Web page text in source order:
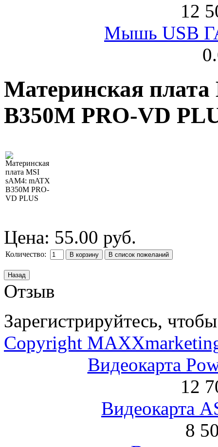
12
Мышь USB
Материнская
B350M PRO-VD
Цена: 55.00 руб.
Количество:
Отзыв
Зарегистрируйтесь,
Copyright
Видеокарта
12
Видеокарта
8